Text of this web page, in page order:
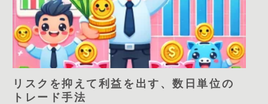
リスクを抑えて利益を出す、数日単位の
トレード手法